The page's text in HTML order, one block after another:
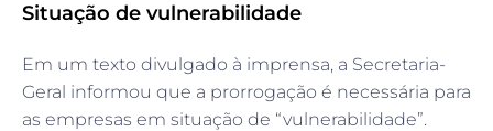
Situação de vulnerabilidade
Em um texto divulgado à imprensa, a Secretaria-
Geral informou que a prorrogação é necessária para
as empresas em situação de “vulnerabilidade”.